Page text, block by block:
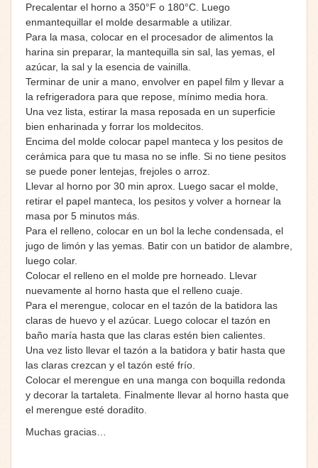
Precalentar el horno a 350°F o 180°C. Luego
enmantequillar el molde desarmable a utilizar.
Para la masa, colocar en el procesador de alimentos la
harina sin preparar, la mantequilla sin sal, las yemas, el
azúcar, la sal y la esencia de vainilla.
Terminar de unir a mano, envolver en papel film y llevar a
la refrigeradora para que repose, mínimo media hora.
Una vez lista, estirar la masa reposada en un superficie
bien enharinada y forrar los moldecitos.
Encima del molde colocar papel manteca y los pesitos de
cerámica para que tu masa no se infle. Si no tiene pesitos
se puede poner lentejas, frejoles o arroz.
Llevar al horno por 30 min aprox. Luego sacar el molde,
retirar el papel manteca, los pesitos y volver a hornear la
masa por 5 minutos más.
Para el relleno, colocar en un bol la leche condensada, el
jugo de limón y las yemas. Batir con un batidor de alambre,
luego colar.
Colocar el relleno en el molde pre horneado. Llevar
nuevamente al horno hasta que el relleno cuaje.
Para el merengue, colocar en el tazón de la batidora las
claras de huevo y el azúcar. Luego colocar el tazón en
baño maría hasta que las claras estén bien calientes.
Una vez listo llevar el tazón a la batidora y batir hasta que
las claras crezcan y el tazón esté frío.
Colocar el merengue en una manga con boquilla redonda
y decorar la tartaleta. Finalmente llevar al horno hasta que
el merengue esté doradito.
Muchas gracias…